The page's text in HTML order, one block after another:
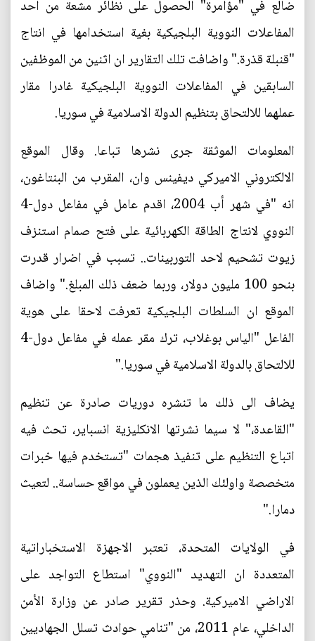
ضالع في "مؤامرة" الحصول على نظائر مشعة من احد
المفاعلات النووية البلجيكية بغية استخدامها في انتاج
"قنبلة قذرة." واضافت تلك التقارير ان اثنين من الموظفين
السابقين في المفاعلات النووية البلجيكية غادرا مقار
عملهما للالتحاق بتنظيم الدولة الاسلامية في سوريا.
المعلومات الموثقة جرى نشرها تباعا. وقال الموقع
الالكتروني الاميركي ديفينس وان، المقرب من البنتاغون،
انه "في شهر أب 2004، اقدم عامل في مفاعل دول-4
النووي لانتاج الطاقة الكهربائية على فتح صمام استنزف
زيوت تشحيم لاحد التوربينات.. تسبب في اضرار قدرت
بنحو 100 مليون دولار، وربما ضعف ذلك المبلغ." واضاف
الموقع ان السلطات البلجيكية تعرفت لاحقا على هوية
الفاعل "الياس بوغلاب، ترك مقر عمله في مفاعل دول-4
للالتحاق بالدولة الاسلامية في سوريا."
يضاف الى ذلك ما تنشره دوريات صادرة عن تنظيم
"القاعدة،" لا سيما نشرتها الانكليزية انسباير، تحث فيه
اتباع التنظيم على تنفيذ هجمات "تستخدم فيها خبرات
متخصصة واولئك الذين يعملون في مواقع حساسة.. لتعيث
دمارا."
في الولايات المتحدة، تعتبر الاجهزة الاستخباراتية
المتعددة ان التهديد "النووي" استطاع التواجد على
الاراضي الاميركية. وحذر تقرير صادر عن وزارة الأمن
الداخلي، عام 2011، من "تنامي حوادث تسلل الجهاديين